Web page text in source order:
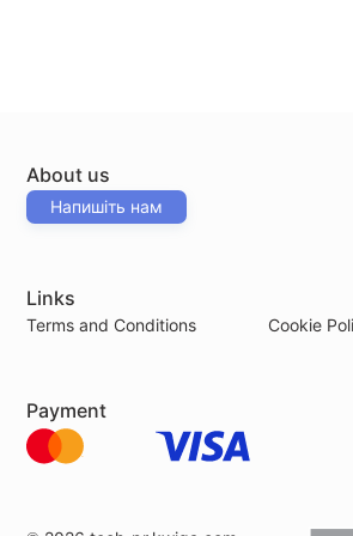
About us
Напишіть нам
Links
Terms and Conditions Cookie
Payment